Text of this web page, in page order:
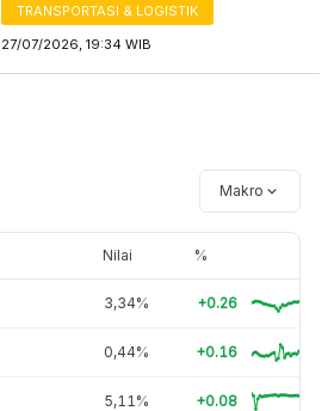
TRANSPORTASI & LOGISTIK
27/07/2026, 19:34 WIB
Makro
Nilai %
3,34% +0.26
0,44% +0.16
5,11% +0.08